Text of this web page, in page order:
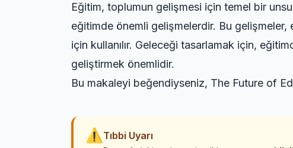
Eğitim, toplumun gelişmesi için temel bir
eğitimde önemli gelişmelerdir. Bu
için kullanılır. Geleceği tasarlamak için,
geliştirmek önemlidir.
Bu makaleyi beğendiyseniz, The Future of
⚠ Tıbbi Uyarı